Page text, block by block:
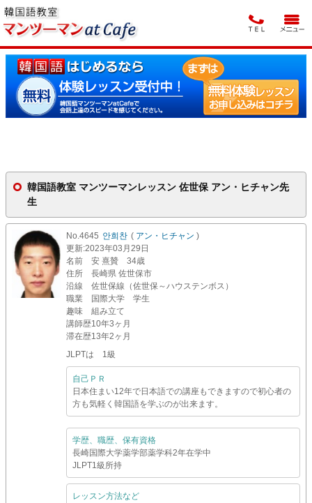
韓国語教室 マンツーマンレッスン 佐世保 アン・ヒチャン先
生
No.4645 안희찬 ( アン・ヒチャン )
更新:2023年03月29日
名前
安 熹贊 34歳
住所
長崎県 佐世保市
沿線
佐世保線（佐世保～ハウステンボス）
職業
国際大学 学生
趣味
組み立て
講師歴10年3ヶ月
滞在歴13年2ヶ月
JLPTは 1級
自己ＰＲ
日本住まい12年で日本語での講座もできますので初心者の
方も気軽く韓国語を学ぶのが出来ます。
学歴、職歴、保有資格
長崎国際大学薬学部薬学科2年在学中
JLPT1級所持
レッスン方法など